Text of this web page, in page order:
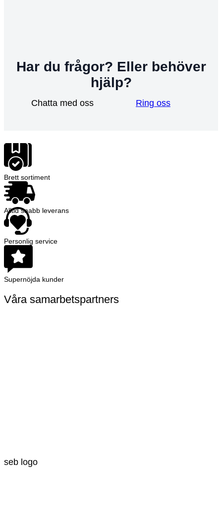
Har du frågor? Eller behöver
hjälp?
Chatta med oss Ring oss
Brett sortiment
Alltid snabb leverans
Personlig service
Supernöjda kunder
Våra samarbetspartners
seb logo